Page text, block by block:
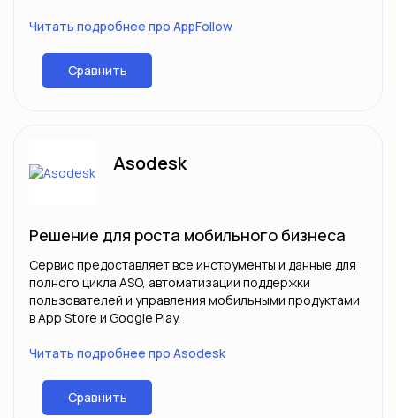
Читать подробнее про AppFollow
Сравнить
Asodesk
Решение для роста мобильного бизнеса
Сервис предоставляет все инструменты и данные для
полного цикла ASO, автоматизации поддержки
пользователей и управления мобильными продуктами
в App Store и Google Play.
Читать подробнее про Asodesk
Сравнить